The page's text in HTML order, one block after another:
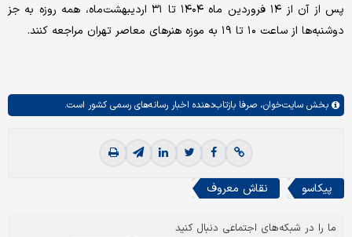
پس از آن از ۱۴ فروردین‌ ماه ۱۴۰۴ تا ۳۱ اردیبهشت‌ماه، همه‌ روزه به‌ جز
دوشنبه‌ها از ساعت ۱۰ تا ۱۹ به موزه هنرهای معاصر تهران مراجعه کنند.
بخش سایت‌خوان، صرفا بازتاب‌دهنده اخبار رسانه‌های رسمی کشور است.
پیکاسو نقاش معروف
ما را در شبکه‌های اجتماعی دنبال کنید